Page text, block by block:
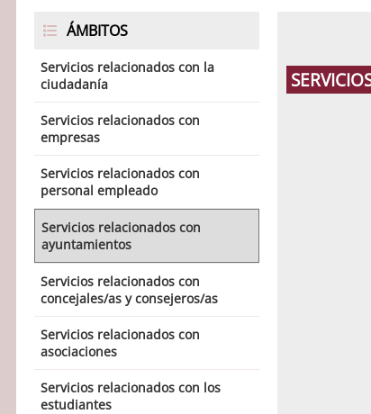
ÁMBITOS
Servicios relacionados con la
ciudadanía
Servicios relacionados con
empresas
Servicios relacionados con
personal empleado
Servicios relacionados con
ayuntamientos
Servicios relacionados con
concejales/as y consejeros/as
Servicios relacionados con
asociaciones
Servicios relacionados con los
estudiantes